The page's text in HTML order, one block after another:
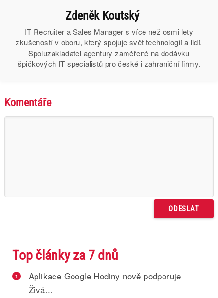
Zdeněk Koutský
IT Recruiter a Sales Manager s více než osmi lety
zkušeností v oboru, který spojuje svět technologií a lidí.
Spoluzakladatel agentury zaměřené na dodávku
špičkových IT specialistů pro české i zahraniční firmy.
Komentáře
Top články za 7 dnů
1
Aplikace Google Hodiny nově podporuje
Živá...